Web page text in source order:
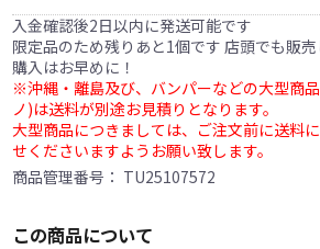
入金確認後2日以内に発送可能です
限定品のため残りあと1個です 店頭でも販
購入はお早めに！
※沖縄・離島及び、バンパーなどの大型商
ノ)は送料が別途お見積りとなります。
大型商品につきましては、ご注文前に送料
せくださいますようお願い致します。
商品管理番号： TU25107572
この商品について